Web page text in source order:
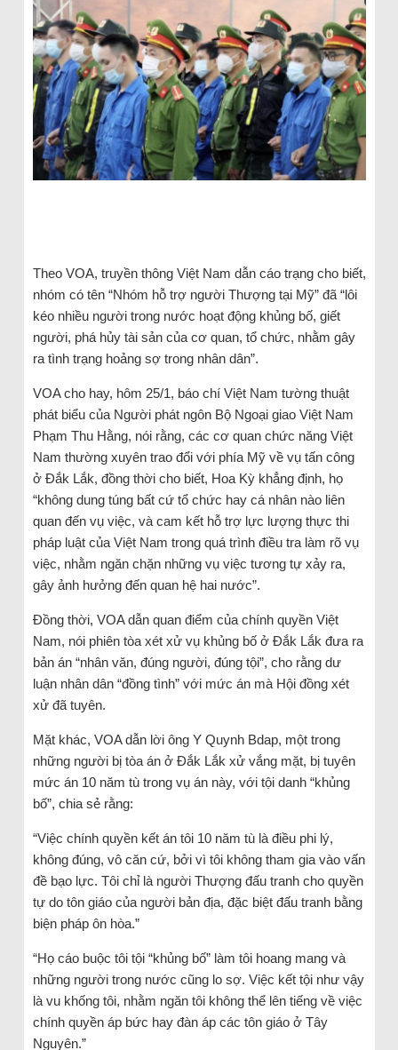
Theo VOA, truyền thông Việt Nam dẫn cáo trạng cho biết,
nhóm có tên “Nhóm hỗ trợ người Thượng tại Mỹ” đã “lôi
kéo nhiều người trong nước hoạt động khủng bố, giết
người, phá hủy tài sản của cơ quan, tổ chức, nhằm gây
ra tình trạng hoảng sợ trong nhân dân”.
VOA cho hay, hôm 25/1, báo chí Việt Nam tường thuật
phát biểu của Người phát ngôn Bộ Ngoại giao Việt Nam
Phạm Thu Hằng, nói rằng, các cơ quan chức năng Việt
Nam thường xuyên trao đổi với phía Mỹ về vụ tấn công
ở Đắk Lắk, đồng thời cho biết, Hoa Kỳ khẳng định, họ
“không dung túng bất cứ tổ chức hay cá nhân nào liên
quan đến vụ việc, và cam kết hỗ trợ lực lượng thực thi
pháp luật của Việt Nam trong quá trình điều tra làm rõ vụ
việc, nhằm ngăn chặn những vụ việc tương tự xảy ra,
gây ảnh hưởng đến quan hệ hai nước”.
Đồng thời, VOA dẫn quan điểm của chính quyền Việt
Nam, nói phiên tòa xét xử vụ khủng bố ở Đắk Lắk đưa ra
bản án “nhân văn, đúng người, đúng tội”, cho rằng dư
luận nhân dân “đồng tình” với mức án mà Hội đồng xét
xử đã tuyên.
Mặt khác, VOA dẫn lời ông Y Quynh Bdap, một trong
những người bị tòa án ở Đắk Lắk xử vắng mặt, bị tuyên
mức án 10 năm tù trong vụ án này, với tội danh “khủng
bố”, chia sẻ rằng:
“Việc chính quyền kết án tôi 10 năm tù là điều phi lý,
không đúng, vô căn cứ, bởi vì tôi không tham gia vào vấn
đề bạo lực. Tôi chỉ là người Thượng đấu tranh cho quyền
tự do tôn giáo của người bản địa, đặc biệt đấu tranh bằng
biện pháp ôn hòa.”
“Họ cáo buộc tôi tội “khủng bố” làm tôi hoang mang và
những người trong nước cũng lo sợ. Việc kết tội như vậy
là vu khống tôi, nhằm ngăn tôi không thể lên tiếng về việc
chính quyền áp bức hay đàn áp các tôn giáo ở Tây
Nguyên.”